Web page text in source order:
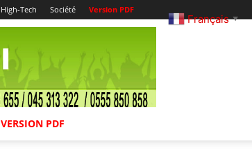
High-Tech Société Version PDF
VERSION PDF
Français ▼